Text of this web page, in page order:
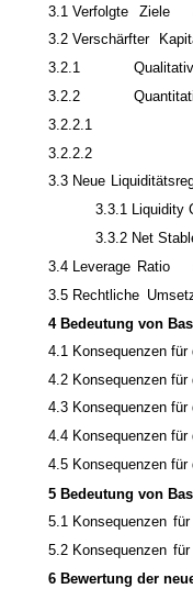
3.1 Verfolgte Ziele
3.2 Verschärfter
3.2.1
3.2.2
3.2.2.1
3.2.2.2
3.3 Neue
3.3.1 Liquidity
3.3.2 Net
3.4 Leverage Ratio
3.5 Rechtliche
4 Bedeutung von
4.1 Konsequenzen
4.2 Konsequenzen
4.3 Konsequenzen für
4.4 Konsequenzen
4.5 Konsequenzen für
5 Bedeutung von
5.1 Konsequenzen für
5.2 Konsequenzen für
6 Bewertung der